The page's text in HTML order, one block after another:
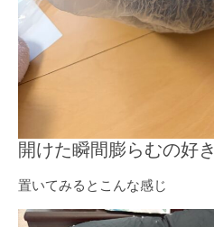
開けた瞬間膨らむの好き
置いてみるとこんな感じ